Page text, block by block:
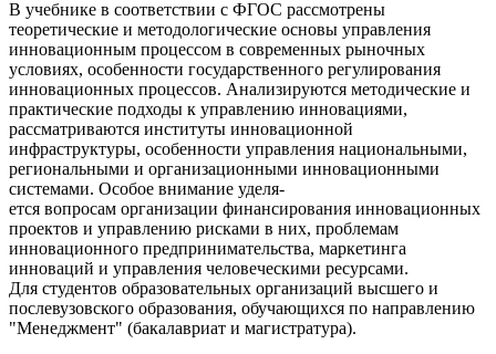
В учебнике в соответствии с ФГОС рассмотрены
теоретические и методологические основы управления
инновационным процессом в современных рыночных
условиях, особенности государственного регулирования
инновационных процессов. Анализируются методические и
практические подходы к управлению инновациями,
рассматриваются институты инновационной
инфраструктуры, особенности управления национальными,
региональными и организационными инновационными
системами. Особое внимание уделя-
ется вопросам организации финансирования инновационных
проектов и управлению рисками в них, проблемам
инновационного предпринимательства, маркетинга
инноваций и управления человеческими ресурсами.
Для студентов образовательных организаций высшего и
послевузовского образования, обучающихся по направлению
"Менеджмент" (бакалавриат и магистратура).